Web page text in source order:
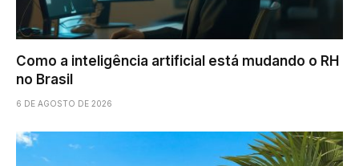
Como a inteligência artificial está mudando o RH
no Brasil
6 DE AGOSTO DE 2026